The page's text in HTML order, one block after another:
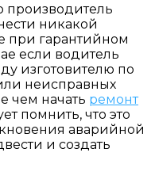
производитель
никакой
при гарантийном
если водитель
изготовителю по
неисправных
чем начать ремонт
помнить, что это
аварийной
и создать